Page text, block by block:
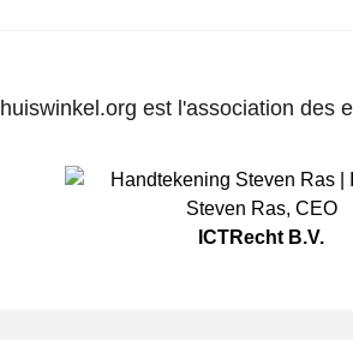
est l'association des
Steven Ras, CEO
ICTRecht B.V.